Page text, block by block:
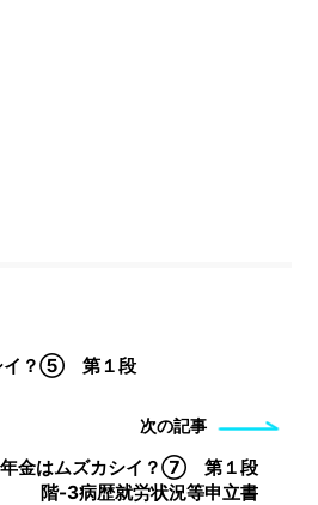
イ？⑤ 第１段
次の記事
金はムズカシイ？⑦ 第１段
階-3病歴就労状況等申立書